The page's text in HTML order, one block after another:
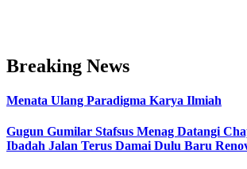
Breaking News
Menata Ulang Paradigma Karya Ilmiah
Gugun Gumilar Stafsus Menag Datangi
Ibadah Jalan Terus Damai Dulu Baru